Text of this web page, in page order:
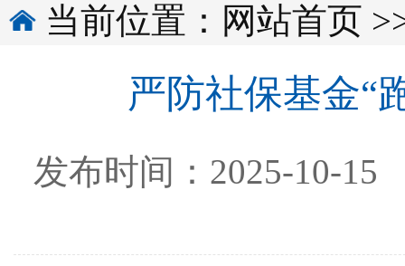
当前位置： 网站首页
严防社保基金“
发布时间：2025-